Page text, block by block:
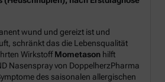
wund und gereizt ist und
schränkt das die Lebensqualität
WirkstoffMometason hilft
Nasenspray von DoppelherzPharma
des saisonalen allergischen